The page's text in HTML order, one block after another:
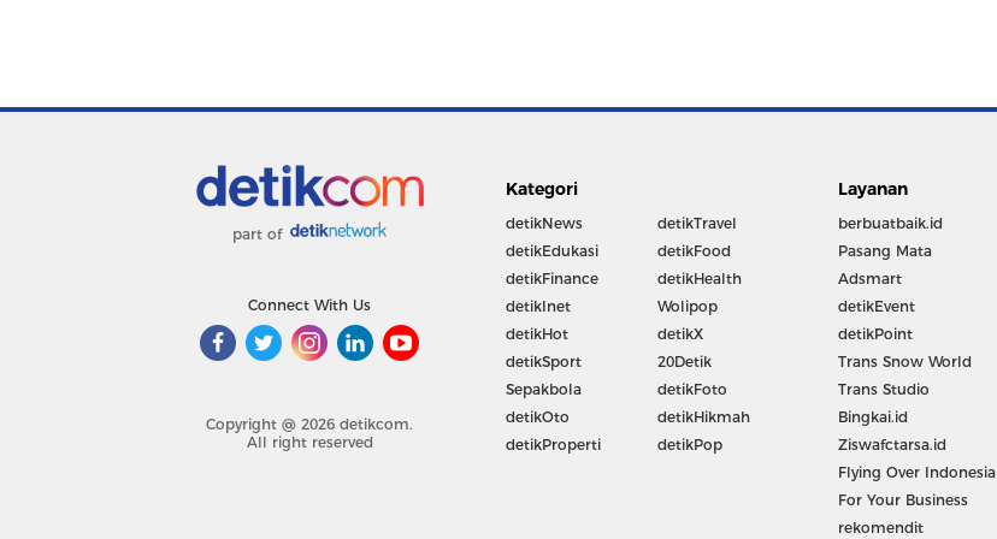
part of
Connect With Us
Copyright @ 2026 detikcom.
All right reserved
Kategori
detikNews
detikEdukasi
detikFinance
detikInet
detikHot
detikSport
Sepakbola
detikOto
detikProperti
detikTravel
detikFood
detikHealth
Wolipop
detikX
20Detik
detikFoto
detikHikmah
detikPop
Layanan
berbuatbaik.id
Pasang Mata
Adsmart
detikEvent
detikPoint
Trans Snow World
Trans Studio
Bingkai.id
Ziswafctarsa.id
Flying Over Indonesia
For Your Business
rekomendit